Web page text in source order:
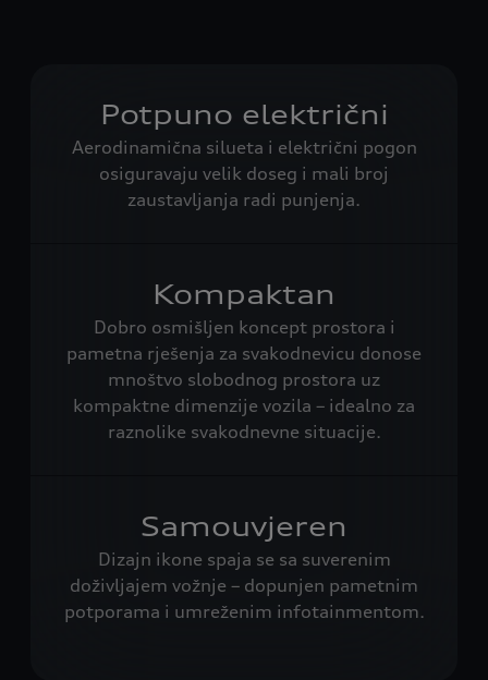
Potpuno električni
Aerodinamična silueta i električni pogon
osiguravaju velik doseg i mali broj
zaustavljanja radi punjenja.
Kompaktan
Dobro osmišljen koncept prostora i
pametna rješenja za svakodnevicu donose
mnoštvo slobodnog prostora uz
kompaktne dimenzije vozila – idealno za
raznolike svakodnevne situacije.
Samouvjeren
Dizajn ikone spaja se sa suverenim
doživljajem vožnje – dopunjen pametnim
potporama i umreženim infotainmentom.